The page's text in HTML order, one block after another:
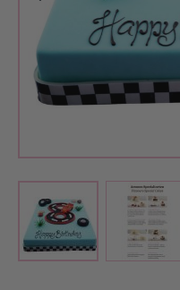
View larger image
View